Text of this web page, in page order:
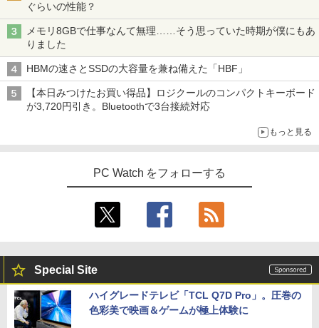
ぐらいの性能？
メモリ8GBで仕事なんて無理……そう思っていた時期が僕にもあ
りました
HBMの速さとSSDの大容量を兼ね備えた「HBF」
【本日みつけたお買い得品】ロジクールのコンパクトキーボード
が3,720円引き。Bluetoothで3台接続対応
もっと見る
PC Watch をフォローする
Special Site
ハイグレードテレビ「TCL Q7D Pro」。圧巻の
色彩美で映画＆ゲームが極上体験に